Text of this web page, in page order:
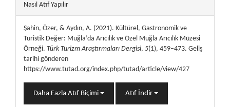
Nasıl Atıf Yapılır
Şahin, Özer, & Aydın, A. (2021). Kültürel, Gastronomik ve
Turistik Değer: Muğla’da Arıcılık ve Özel Muğla Arıcılık Müzesi
Örneği. Türk Turizm Araştırmaları Dergisi, 5(1), 459–473. Geliş
tarihi gönderen
https://www.tutad.org/index.php/tutad/article/view/427
Daha Fazla Atıf Biçimi Atıf İndir